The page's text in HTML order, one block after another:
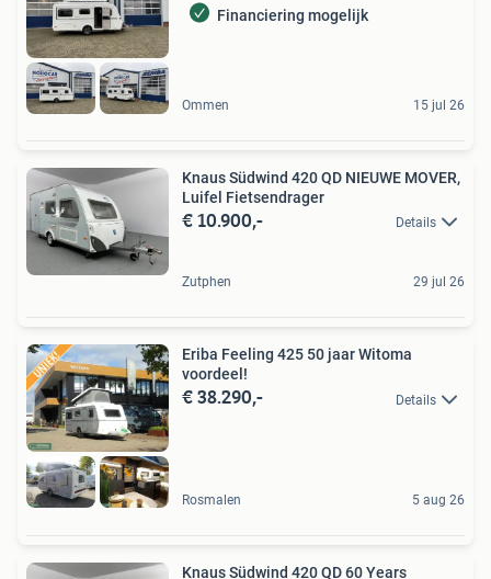
Financiering mogelijk
Ommen 15 jul 26
Knaus Südwind 420 QD NIEUWE MOVER,
Luifel Fietsendrager
€ 10.900,- Details
Zutphen 29 jul 26
Eriba Feeling 425 50 jaar Witoma
voordeel!
€ 38.290,- Details
Rosmalen 5 aug 26
Knaus Südwind 420 QD 60 Years